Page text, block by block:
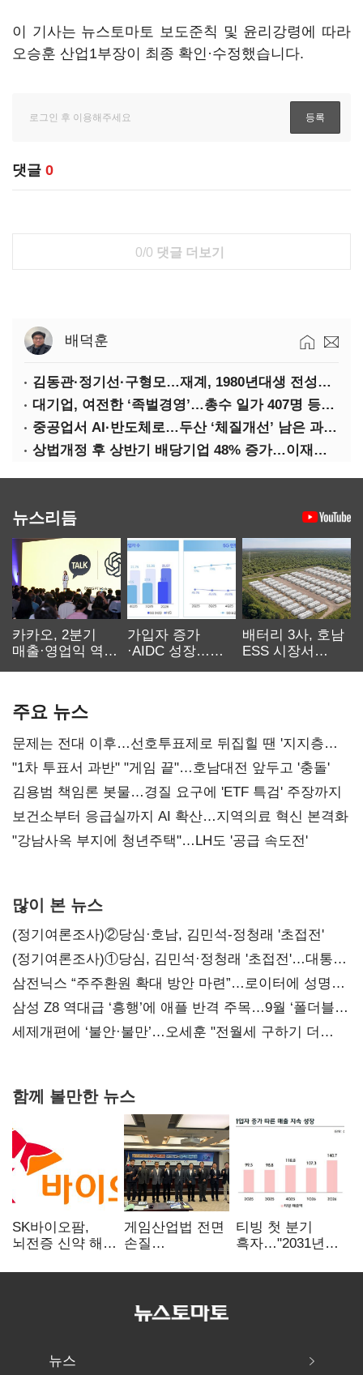
이 기사는 뉴스토마토 보도준칙 및 윤리강령에 따라
오승훈 산업1부장이 최종 확인·수정했습니다.
댓글 0
0/0 댓글 더보기
배덕훈
김동관·정기선·구형모…재계, 1980년대생 전성시대
대기업, 여전한 ‘족벌경영’…총수 일가 407명 등기임원
중공업서 AI·반도체로…두산 ‘체질개선’ 남은 과제는
상법개정 후 상반기 배당기업 48% 증가…이재용 배당액 728억 1위
뉴스리듬
카카오, 2분기
매출·영업익 역대
가입자 증가
·AIDC 성장…
배터리 3사, 호남
ESS 시장서
주요 뉴스
문제는 전대 이후…선호투표제로 뒤집힐 땐 '지지층
불복'
"1차 투표서 과반" "게임 끝"…호남대전 앞두고 '충돌'
김용범 책임론 봇물…경질 요구에 'ETF 특검' 주장까지
보건소부터 응급실까지 AI 확산…지역의료 혁신 본격화
"강남사옥 부지에 청년주택"…LH도 '공급 속도전'
많이 본 뉴스
(정기여론조사)②당심·호남, 김민석-정청래 '초접전'
(정기여론조사)①당심, 김민석·정청래 '초접전'…대통령
지지도 '50% 아래로'(종합)
삼전닉스 “주주환원 확대 방안 마련”…로이터에 성명
보내
삼성 Z8 역대급 ‘흥행’에 애플 반격 주목…9월 ‘폴더블
대전’
세제개편에 ‘불안·불만’…오세훈 "전월세 구하기 더
함께 볼만한 뉴스
SK바이오팜,
뇌전증 신약 해외
차세대 신약 개발
게임산업법 전면
손질
규제 걷고
해야"
티빙 첫 분기
흑자…"2031년까
웨이브 합병도
뉴스